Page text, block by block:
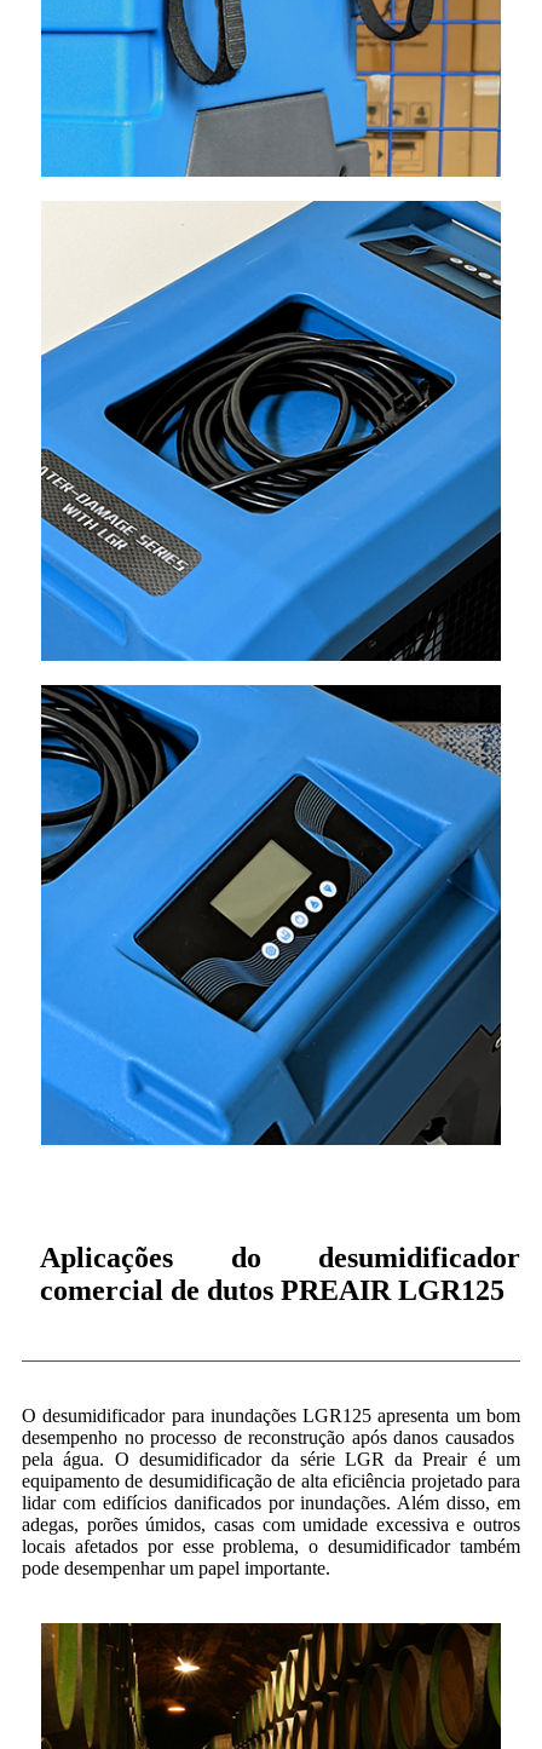
Aplicações do desumidificador
comercial de dutos PREAIR LGR125
O desumidificador para inundações LGR125 apresenta um bom
desempenho no processo de reconstrução após danos causados ​​
pela água. O desumidificador da série LGR da Preair é um
equipamento de desumidificação de alta eficiência projetado para
lidar com edifícios danificados por inundações. Além disso, em
adegas, porões úmidos, casas com umidade excessiva e outros
locais afetados por esse problema, o desumidificador também
pode desempenhar um papel importante.